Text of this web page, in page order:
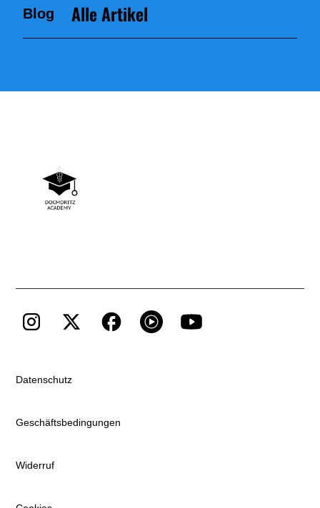
Blog Alle Artikel
Datenschutz
Geschäftsbedingungen
Widerruf